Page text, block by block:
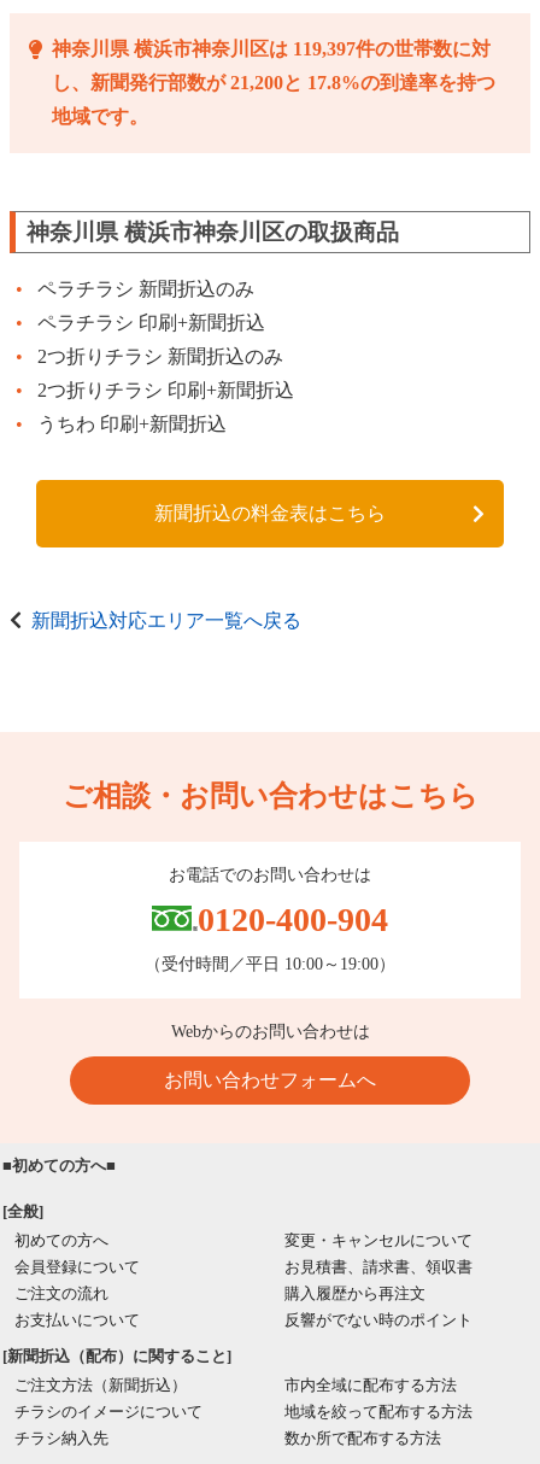
神奈川県 横浜市神奈川区は 119,397件の世帯数に対
し、新聞発行部数が 21,200と 17.8%の到達率を持つ
地域です。
神奈川県 横浜市神奈川区の取扱商品
ペラチラシ 新聞折込のみ
ペラチラシ 印刷+新聞折込
2つ折りチラシ 新聞折込のみ
2つ折りチラシ 印刷+新聞折込
うちわ 印刷+新聞折込
新聞折込の料金表はこちら
新聞折込対応エリア一覧へ戻る
ご相談・お問い合わせはこちら
お電話でのお問い合わせは
0120-400-904
（受付時間／平日 10:00～19:00）
Webからのお問い合わせは
お問い合わせフォームへ
■初めての方へ■
[全般]
初めての方へ
会員登録について
ご注文の流れ
お支払いについて
変更・キャンセルについて
お見積書、請求書、領収書
購入履歴から再注文
反響がでない時のポイント
[新聞折込（配布）に関すること]
ご注文方法（新聞折込）
チラシのイメージについて
チラシ納入先
市内全域に配布する方法
地域を絞って配布する方法
数か所で配布する方法